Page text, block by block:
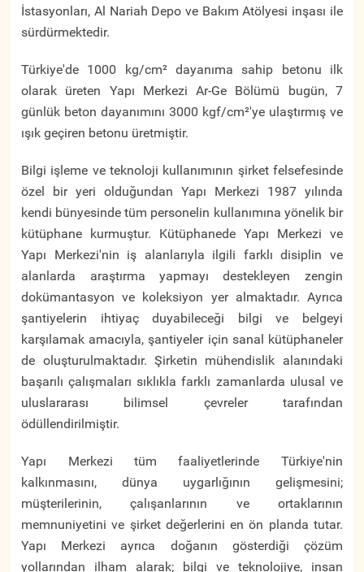
İstasyonları, Al Nariah Depo ve Bakım Atölyesi inşası ile
sürdürmektedir.
Türkiye'de 1000 kg/cm² dayanıma sahip betonu ilk
olarak üreten Yapı Merkezi Ar-Ge Bölümü bugün, 7
günlük beton dayanımını 3000 kgf/cm²'ye ulaştırmış ve
ışık geçiren betonu üretmiştir.
Bilgi işleme ve teknoloji kullanımının şirket felsefesinde
özel bir yeri olduğundan Yapı Merkezi 1987 yılında
kendi bünyesinde tüm personelin kullanımına yönelik bir
kütüphane kurmuştur. Kütüphanede Yapı Merkezi ve
Yapı Merkezi'nin iş alanlarıyla ilgili farklı disiplin ve
alanlarda araştırma yapmayı destekleyen zengin
dokümantasyon ve koleksiyon yer almaktadır. Ayrıca
şantiyelerin ihtiyaç duyabileceği bilgi ve belgeyi
karşılamak amacıyla, şantiyeler için sanal kütüphaneler
de oluşturulmaktadır. Şirketin mühendislik alanındaki
başarılı çalışmaları sıklıkla farklı zamanlarda ulusal ve
uluslararası bilimsel çevreler tarafından
ödüllendirilmiştir.
Yapı Merkezi tüm faaliyetlerinde Türkiye'nin
kalkınmasını, dünya uygarlığının gelişmesini;
müşterilerinin, çalışanlarının ve ortaklarının
memnuniyetini ve şirket değerlerini en ön planda tutar.
Yapı Merkezi ayrıca doğanın gösterdiği çözüm
yollarından ilham alarak; bilgi ve teknolojiye, insan